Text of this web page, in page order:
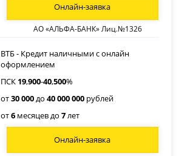
АО «АЛЬФА-БАНК» Лиц.№1326
Онлайн-заявка
ВТБ - Кредит наличными с онлайн
оформлением
ПСК 19,900-40,500%
от30 000до40 000 000 рублей
от6 месяцев до7лет
Онлайн-заявка